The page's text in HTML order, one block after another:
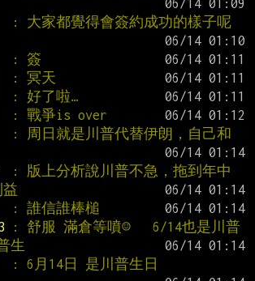
: 大家都覺得會簽約成功的樣子呢
: 簽
: 冥天
: 好了啦…
: 戰爭is over
: 周日就是川普代替伊朗，自己和
: 版上分析說川普不急，拖到年中
益
: 誰信誰棒槌
: 舒服 滿倉等噴☺   6/14也是川普
生
: 6月14日 是川普生日